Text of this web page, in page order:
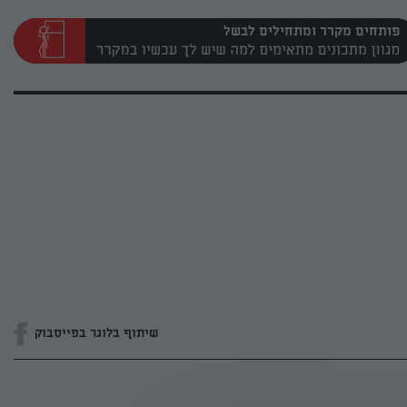
פותחים מקרר ומתחילים לבשל
שיתוף בלוגר בפייסבוק